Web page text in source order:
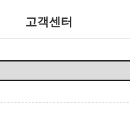
고객센터